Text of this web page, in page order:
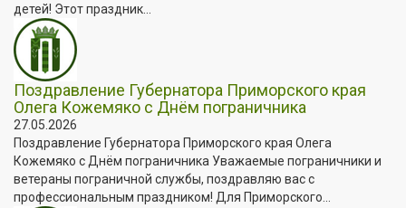
детей! Этот праздник...
Поздравление Губернатора Приморского края
Олега Кожемяко с Днём пограничника
27.05.2026
Поздравление Губернатора Приморского края Олега
Кожемяко с Днём пограничника Уважаемые пограничники и
ветераны пограничной службы, поздравляю вас с
профессиональным праздником! Для Приморского...